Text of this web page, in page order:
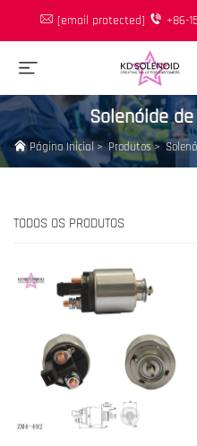
[email protected] +86-
Solenóide de
Página Inicial>Produtos>
TODOS OS PRODUTOS